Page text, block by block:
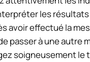
les résultats
avoir effectué la
passer à une autre
soigneusement